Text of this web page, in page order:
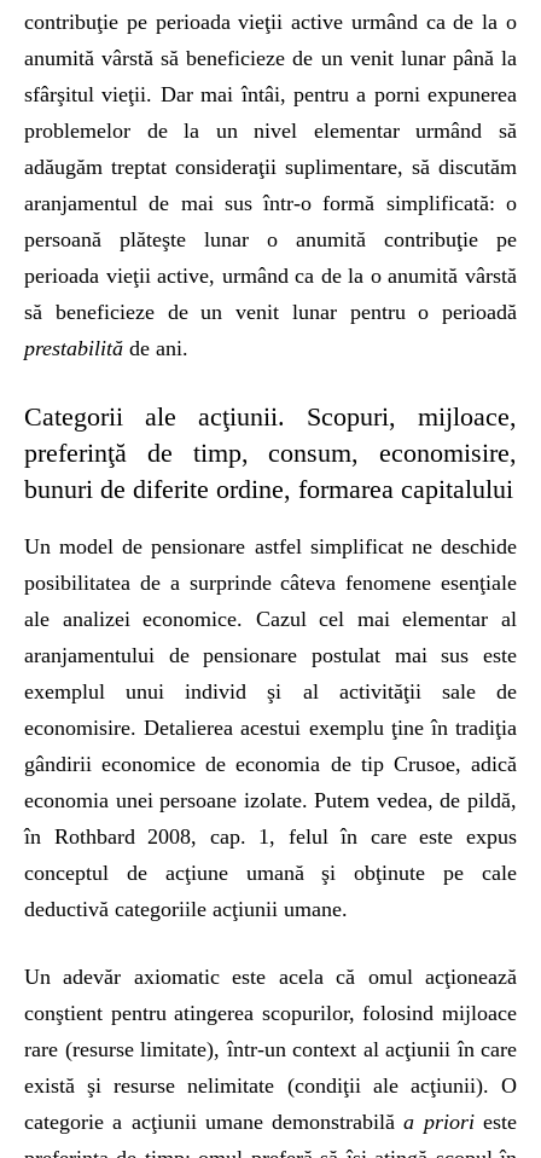
contribuţie pe perioada vieţii active urmând ca de la o
anumită vârstă să beneficieze de un venit lunar până la
sfârşitul vieţii. Dar mai întâi, pentru a porni expunerea
problemelor de la un nivel elementar urmând să
adăugăm treptat consideraţii suplimentare, să discutăm
aranjamentul de mai sus într-o formă simplificată: o
persoană plăteşte lunar o anumită contribuţie pe
perioada vieţii active, urmând ca de la o anumită vârstă
să beneficieze de un venit lunar pentru o perioadă
prestabilită de ani.
Categorii ale acţiunii. Scopuri, mijloace,
preferinţă de timp, consum, economisire,
bunuri de diferite ordine, formarea capitalului
Un model de pensionare astfel simplificat ne deschide
posibilitatea de a surprinde câteva fenomene esenţiale
ale analizei economice. Cazul cel mai elementar al
aranjamentului de pensionare postulat mai sus este
exemplul unui individ şi al activităţii sale de
economisire. Detalierea acestui exemplu ţine în tradiţia
gândirii economice de economia de tip Crusoe, adică
economia unei persoane izolate. Putem vedea, de pildă,
în Rothbard 2008, cap. 1, felul în care este expus
conceptul de acţiune umană şi obţinute pe cale
deductivă categoriile acţiunii umane.
Un adevăr axiomatic este acela că omul acţionează
conştient pentru atingerea scopurilor, folosind mijloace
rare (resurse limitate), într-un context al acţiunii în care
există şi resurse nelimitate (condiţii ale acţiunii). O
categorie a acţiunii umane demonstrabilăa priorieste